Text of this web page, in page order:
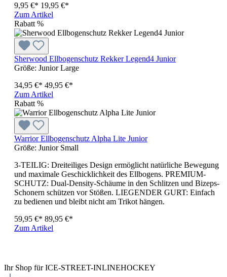
9,95 €* 19,95 €*
Zum Artikel
Rabatt %
Sherwood Ellbogenschutz Rekker Legend4 Junior
Größe: Junior Large
34,95 €* 49,95 €*
Zum Artikel
Rabatt %
Warrior Ellbogenschutz Alpha Lite Junior
Größe: Junior Small
3-TEILIG: Dreiteiliges Design ermöglicht natürliche Bewegung
und maximale Geschicklichkeit des Ellbogens. PREMIUM-
SCHUTZ: Dual-Density-Schäume in den Schlitzen und Bizeps-
Schonern schützen vor Stößen. LIEGENDER GURT: Einfach
zu bedienen und bleibt nicht am Trikot hängen.
59,95 €* 89,95 €*
Zum Artikel
Ihr Shop für ICE-STREET-INLINEHOCKEY